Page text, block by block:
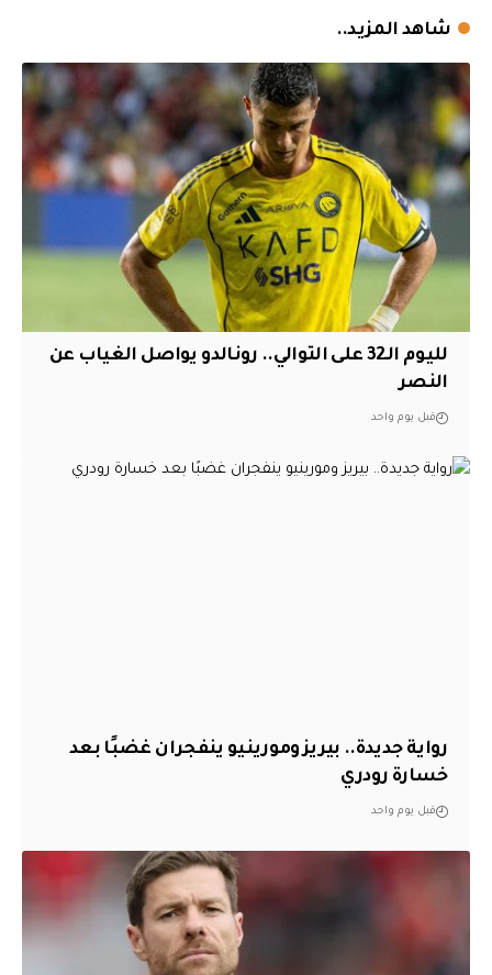
شاهد المزيد..
لليوم الـ32 على التوالي.. رونالدو يواصل الغياب عن
النصر
قبل يوم واحد
رواية جديدة.. بيريز ومورينيو ينفجران غضبًا بعد
خسارة رودري
قبل يوم واحد